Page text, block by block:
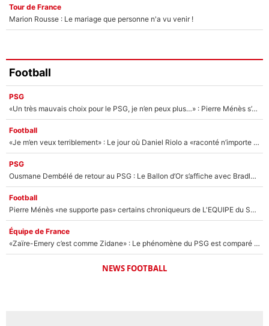
Tour de France
Marion Rousse : Le mariage que personne n'a vu venir !
Football
PSG
«Un très mauvais choix pour le PSG, je n’en peux plus…» : Pierre Ménès s’est complètement trompé avec Luis Enrique et ces déclarations le prouvent !
Football
«Je m’en veux terriblement» : Le jour où Daniel Riolo a «raconté n’importe quoi» dans l'After Foot !
PSG
Ousmane Dembélé de retour au PSG : Le Ballon d’Or s’affiche avec Bradley Barcola en plein cœur du feuilleton sur son départ !
Football
Pierre Ménès «ne supporte pas» certains chroniqueurs de L'EQUIPE du Soir : Ils vont tous partir !
Équipe de France
«Zaïre-Emery c’est comme Zidane» : Le phénomène du PSG est comparé à son nouveau sélectionneur... et ils vont se retrouver en Bleus !
NEWS FOOTBALL